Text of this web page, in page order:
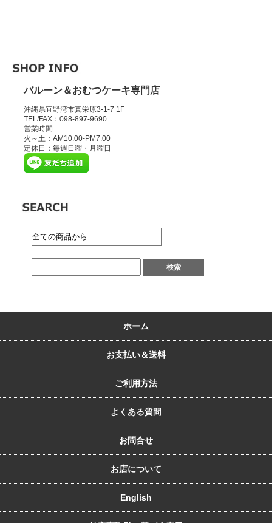
バルーン＆おむつケーキ専門店
沖縄県宜野湾市真栄原3-1-7 1F
TEL/FAX：098-897-9690
営業時間
火～土：AM10:00-PM7:00
定休日：毎週日曜・月曜日
ホーム
お支払い＆送料
ご利用方法
よくある質問
お問合せ
お店について
English